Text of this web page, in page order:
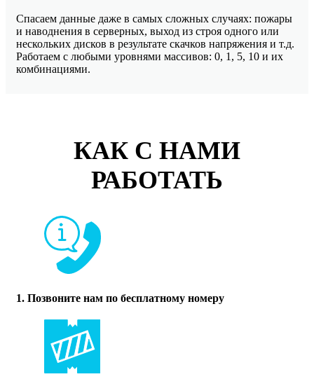
Спасаем данные даже в самых сложных случаях: пожары
и наводнения в серверных, выход из строя одного или
нескольких дисков в результате скачков напряжения и т.д.
Работаем с любыми уровнями массивов: 0, 1, 5, 10 и их
комбинациями.
КАК С НАМИ
РАБОТАТЬ
1. Позвоните нам по бесплатному номеру